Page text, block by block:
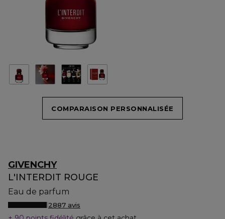
COMPARAISON PERSONNALISÉE
GIVENCHY
L'INTERDIT ROUGE
Eau de parfum
2887 avis